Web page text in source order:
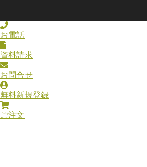
お電話
資料請求
お問合せ
無料新規登録
ご注文